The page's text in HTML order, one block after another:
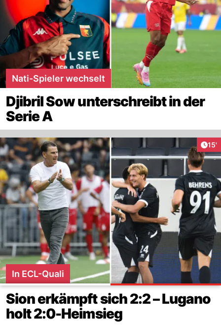
Nati-Spieler wechselt
Djibril Sow unterschreibt in der
Serie A
15'
In ECL-Quali
Sion erkämpft sich 2:2 – Lugano
holt 2:0-Heimsieg